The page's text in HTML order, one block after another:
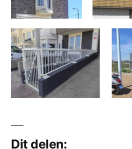
Dit delen: